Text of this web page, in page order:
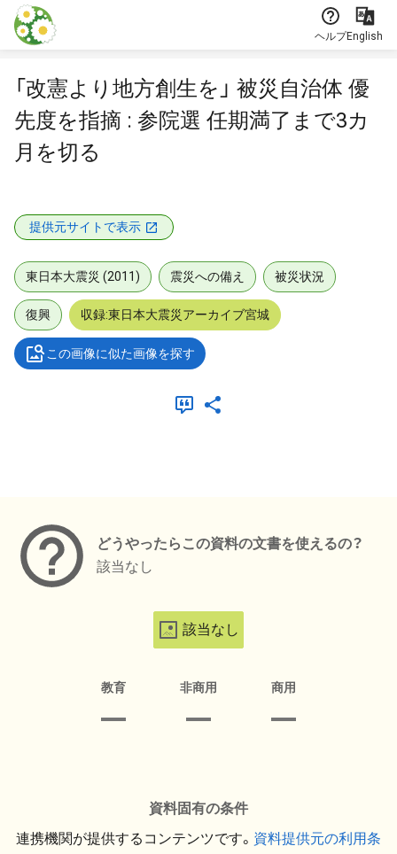
本文に飛ぶ
ヘルプEnglish
「改憲より地方創生を」 被災自治体 優
先度を指摘 : 参院選 任期満了まで3カ
月を切る
提供元サイトで表示
東日本大震災 (2011) 震災への備え 被災状況
復興 収録:東日本大震災アーカイブ宮城
この画像に似た画像を探す
どうやったらこの資料の文書を使えるの？
該当なし
該当なし
教育 非商用 商用
資料固有の条件
連携機関が提供するコンテンツです。 資料提供元の利用条